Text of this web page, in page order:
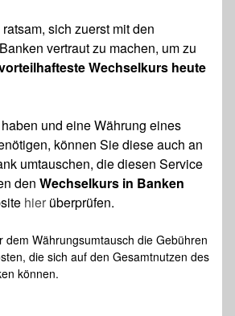
sich zuerst mit den
vertraut zu machen, um zu
Wechselkurs heute
und eine Währung eines
können Sie diese auch an
umtauschen, die diesen Service
den Wechselkurs in Banken
hier überprüfen.
Währungsumtausch die Gebühren
die sich auf den Gesamtnutzen des
können.